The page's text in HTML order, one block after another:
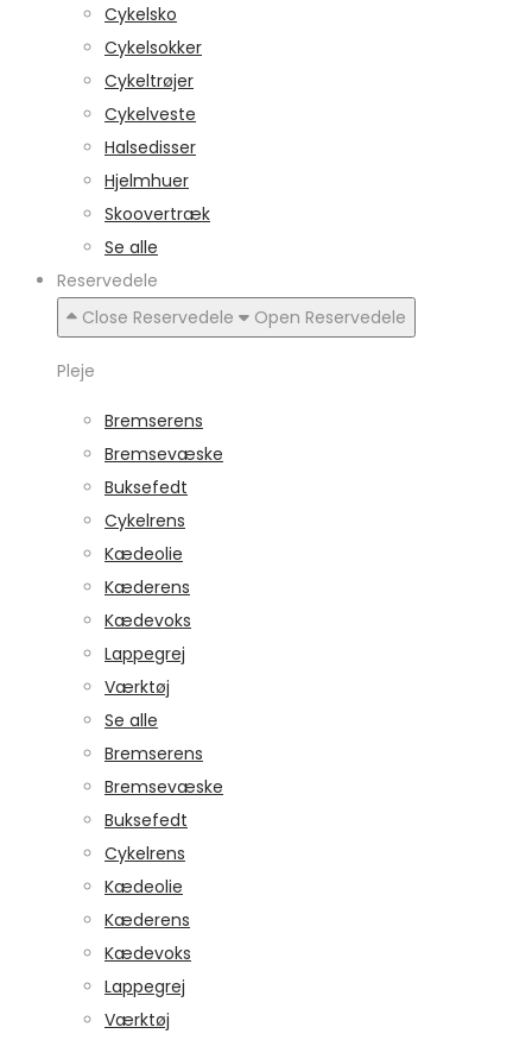
Cykelsko
Cykelsokker
Cykeltrøjer
Cykelveste
Halsedisser
Hjelmhuer
Skoovertræk
Se alle
Reservedele
Close Reservedele
Open Reservedele
Pleje
Bremserens
Bremsevæske
Buksefedt
Cykelrens
Kædeolie
Kæderens
Kædevoks
Lappegrej
Værktøj
Se alle
Bremserens
Bremsevæske
Buksefedt
Cykelrens
Kædeolie
Kæderens
Kædevoks
Lappegrej
Værktøj